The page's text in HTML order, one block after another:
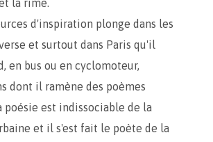
la rime.
d'inspiration plonge dans les
et surtout dans Paris qu'il
en bus ou en cyclomoteur,
dont il ramène des poèmes
poésie est indissociable de la
et il s'est fait le poète de la